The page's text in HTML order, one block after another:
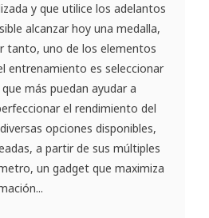
y que utilice los adelantos
alcanzar hoy una medalla,
tanto, uno de los elementos
entrenamiento es seleccionar
más puedan ayudar a
el rendimiento del
opciones disponibles,
a partir de sus múltiples
un gadget que maximiza